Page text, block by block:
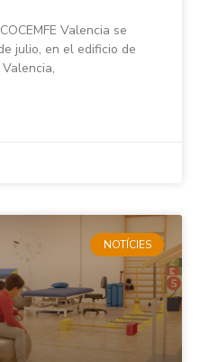
Valencia se
julio, en el edificio de
NOTÍCIES